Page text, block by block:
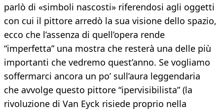
parlò di «simboli nascosti» riferendosi agli oggetti
con cui il pittore arredò la sua visione dello spazio,
ecco che l’assenza di quell’opera rende
“imperfetta” una mostra che resterà una delle più
importanti che vedremo quest’anno. Se vogliamo
soffermarci ancora un po’ sull’aura leggendaria
che avvolge questo pittore “ipervisibilista” (la
rivoluzione di Van Eyck risiede proprio nella